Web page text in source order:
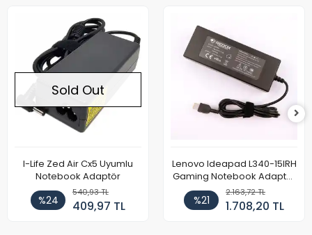
Sold Out
I-Life Zed Air Cx5 Uyumlu
Notebook Adaptör
%24
540,93 TL
409,97 TL
Lenovo Ideapad L340-15IRH
Gaming Notebook Adaptör
Cihazı Şarj Aleti (150W)
%21
2.163,72 TL
1.708,20 TL